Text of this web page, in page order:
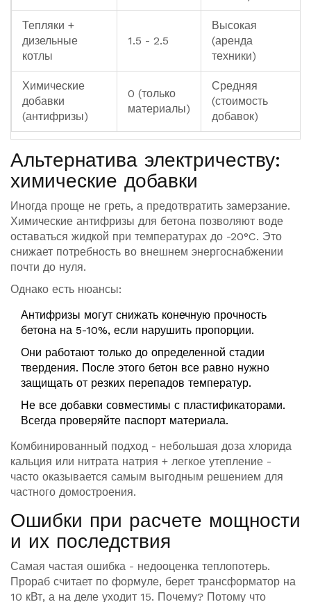
Тепляки +
дизельные
котлы
1.5 - 2.5
Высокая
(аренда
техники)
Химические
добавки
(антифризы)
0 (только
материалы)
Средняя
(стоимость
добавок)
Альтернатива электричеству:
химические добавки
Иногда проще не греть, а предотвратить замерзание.
Химические антифризы для бетона позволяют воде
оставаться жидкой при температурах до -20°C. Это
снижает потребность во внешнем энергоснабжении
почти до нуля.
Однако есть нюансы:
Антифризы могут снижать конечную прочность
бетона на 5-10%, если нарушить пропорции.
Они работают только до определенной стадии
твердения. После этого бетон все равно нужно
защищать от резких перепадов температур.
Не все добавки совместимы с пластификаторами.
Всегда проверяйте паспорт материала.
Комбинированный подход - небольшая доза хлорида
кальция или нитрата натрия + легкое утепление -
часто оказывается самым выгодным решением для
частного домостроения.
Ошибки при расчете мощности
и их последствия
Самая частая ошибка - недооценка теплопотерь.
Прораб считает по формуле, берет трансформатор на
10 кВт, а на деле уходит 15. Почему? Потому что